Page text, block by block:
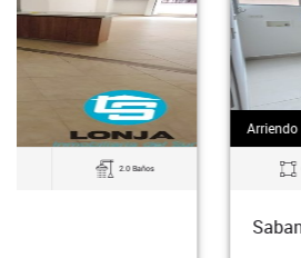
Arriendo
65 m2